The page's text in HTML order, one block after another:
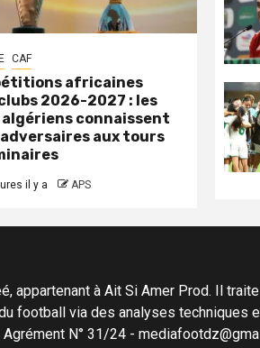
CAF
africaines
2026-2027 : les
algériens connaissent
adversaires aux tours
il y a APS
à Ait Si Amer Prod. Il
football via des analyses techniques
N° 31/24 -